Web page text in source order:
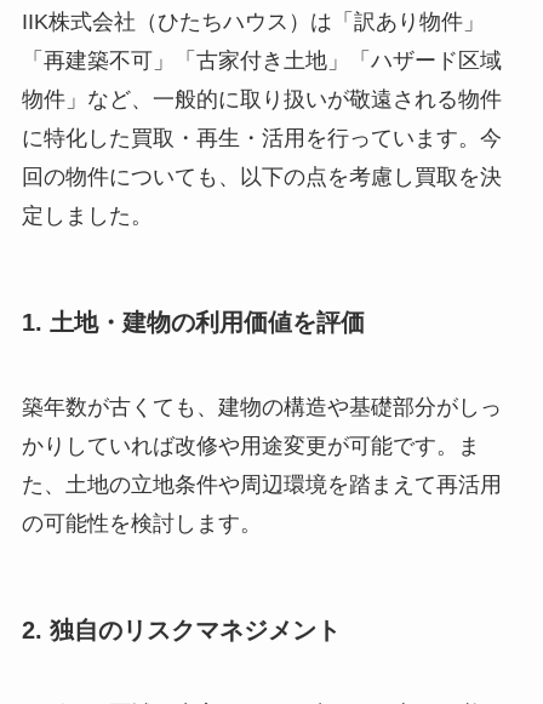
IIK株式会社（ひたちハウス）は「訳あり物件」
「再建築不可」「古家付き土地」「ハザード区域
物件」など、一般的に取り扱いが敬遠される物件
に特化した買取・再生・活用を行っています。今
回の物件についても、以下の点を考慮し買取を決
定しました。
1. 土地・建物の利用価値を評価
築年数が古くても、建物の構造や基礎部分がしっ
かりしていれば改修や用途変更が可能です。ま
た、土地の立地条件や周辺環境を踏まえて再活用
の可能性を検討します。
2. 独自のリスクマネジメント